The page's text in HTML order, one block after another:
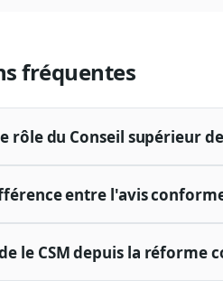
fréquentes
rôle du Conseil supérieur
entre l'avis
le CSM depuis la réforme